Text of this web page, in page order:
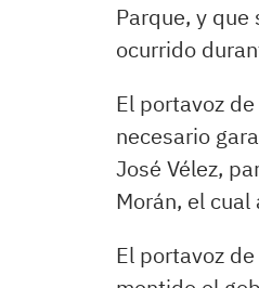
Parque, y
ocurrido
El portavoz
necesario
José Vélez,
Morán, el cual
El portavoz